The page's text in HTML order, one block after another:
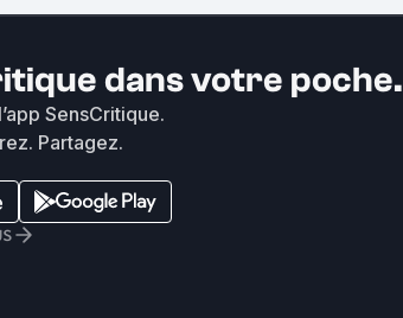
dans votre poche.
SensCritique.
Partagez.